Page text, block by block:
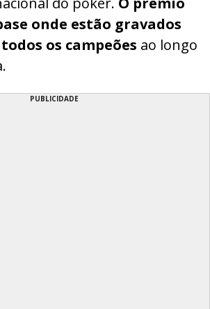
onde estão gravados
os campeões ao longo
PUBLICIDADE